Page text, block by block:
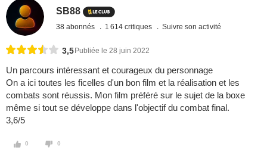
SB88
38 abonnés 1 614 critiques Suivre son activité
3,5 Publiée le 28 juin 2022
Un parcours intéressant et courageux du personnage
On a ici toutes les ficelles d'un bon film et la réalisation et les
combats sont réussis. Mon film préféré sur le sujet de la boxe
même si tout se développe dans l'objectif du combat final.
3,6/5
0 0